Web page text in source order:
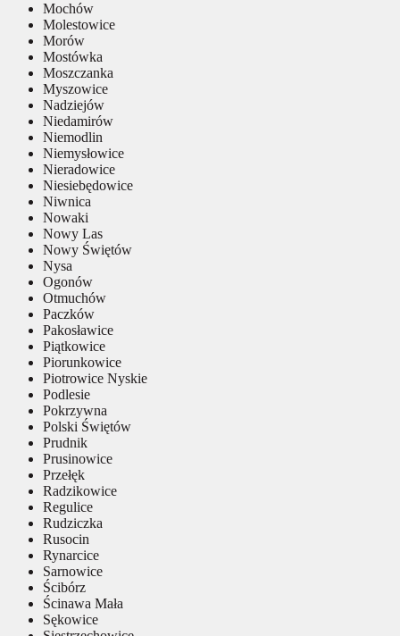
Mochów
Molestowice
Morów
Mostówka
Moszczanka
Myszowice
Nadziejów
Niedamirów
Niemodlin
Niemysłowice
Nieradowice
Niesiebędowice
Niwnica
Nowaki
Nowy Las
Nowy Świętów
Nysa
Ogonów
Otmuchów
Paczków
Pakosławice
Piątkowice
Piorunkowice
Piotrowice Nyskie
Podlesie
Pokrzywna
Polski Świętów
Prudnik
Prusinowice
Przełęk
Radzikowice
Regulice
Rudziczka
Rusocin
Rynarcice
Sarnowice
Ścibórz
Ścinawa Mała
Sękowice